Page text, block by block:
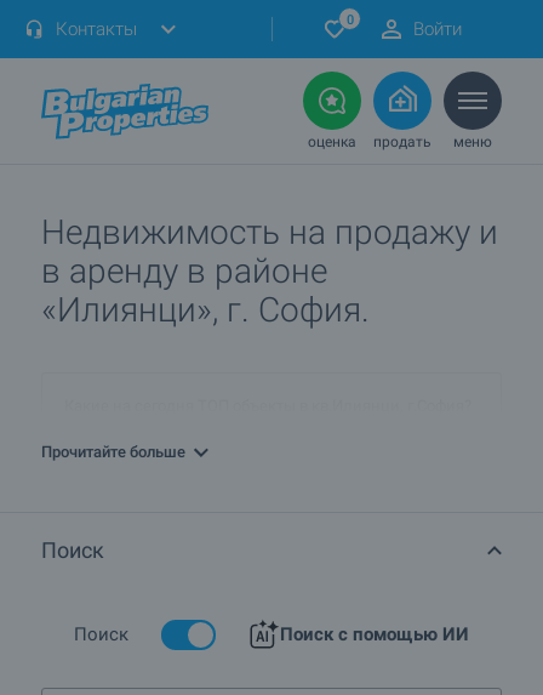
Контакты 0 Войти
оценка продать меню
Недвижимость на продажу и
в аренду в районе
«Илиянци», г. София.
Какие дома предлагаются в кв.Илиянци, г.София?
Прочитайте больше
Поиск
Поиск Поиск с помощью ИИ